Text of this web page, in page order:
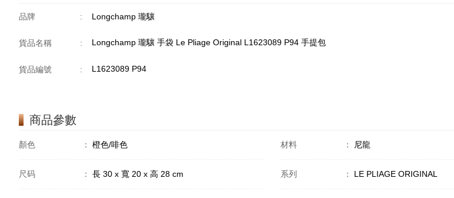
品牌 : Longchamp 瓏驤
貨品名稱 : Longchamp 瓏驤 手袋 Le Pliage Original L1623089 P94 手提包
貨品編號 : L1623089 P94
商品參數
顏色 ： 橙色/啡色 材料 ： 尼龍
尺码 ： 長 30 x 寬 20 x 高 28 cm 系列 ： LE PLIAGE ORIGINAL